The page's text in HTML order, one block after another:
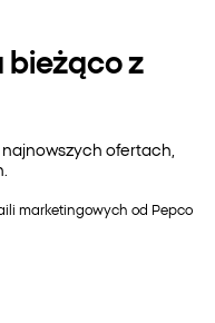
bieżąco z
ofertach,
marketingowych od Pepco